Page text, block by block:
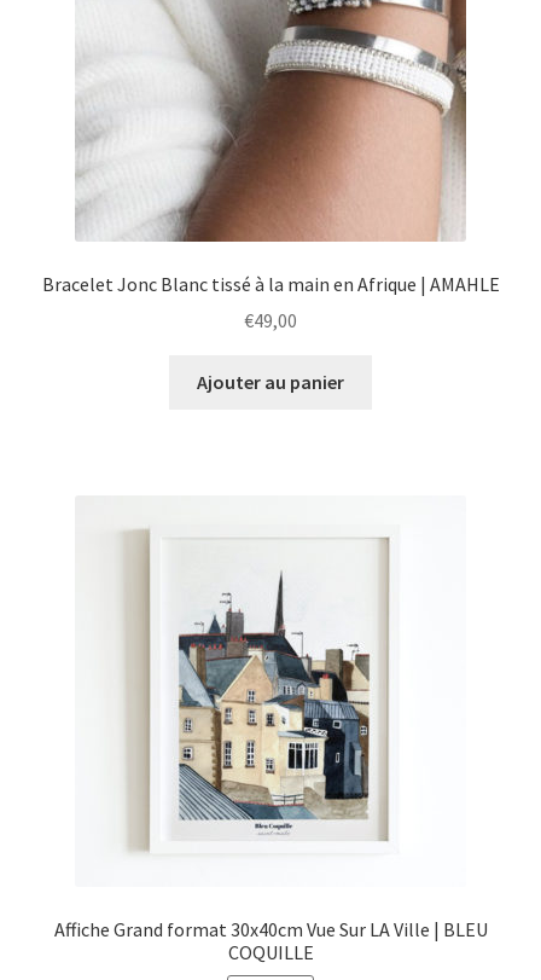
Bracelet Jonc Blanc tissé à la main en Afrique | AMAHLE
€49,00
Ajouter au panier
Affiche Grand format 30x40cm Vue Sur LA Ville | BLEU
COQUILLE